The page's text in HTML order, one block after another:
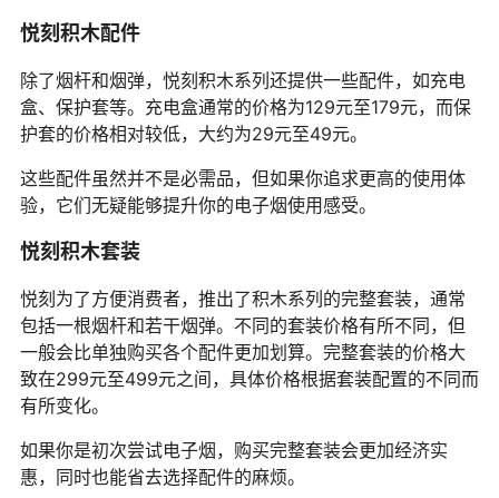
悦刻积木配件
除了烟杆和烟弹，悦刻积木系列还提供一些配件，如充电
盒、保护套等。充电盒通常的价格为129元至179元，而保
护套的价格相对较低，大约为29元至49元。
这些配件虽然并不是必需品，但如果你追求更高的使用体
验，它们无疑能够提升你的电子烟使用感受。
悦刻积木套装
悦刻为了方便消费者，推出了积木系列的完整套装，通常
包括一根烟杆和若干烟弹。不同的套装价格有所不同，但
一般会比单独购买各个配件更加划算。完整套装的价格大
致在299元至499元之间，具体价格根据套装配置的不同而
有所变化。
如果你是初次尝试电子烟，购买完整套装会更加经济实
惠，同时也能省去选择配件的麻烦。